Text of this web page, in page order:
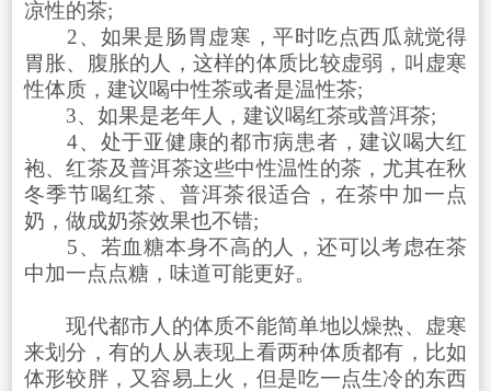
凉性的茶;
2、如果是肠胃虚寒，平时吃点西瓜就觉得
胃胀、腹胀的人，这样的体质比较虚弱，叫虚寒
性体质，建议喝中性茶或者是温性茶;
3、如果是老年人，建议喝红茶或普洱茶;
4、处于亚健康的都市病患者，建议喝大红
袍、红茶及普洱茶这些中性温性的茶，尤其在秋
冬季节喝红茶、普洱茶很适合，在茶中加一点
奶，做成奶茶效果也不错;
5、若血糖本身不高的人，还可以考虑在茶
中加一点点糖，味道可能更好。
现代都市人的体质不能简单地以燥热、虚寒
来划分，有的人从表现上看两种体质都有，比如
体形较胖，又容易上火，但是吃一点生冷的东西